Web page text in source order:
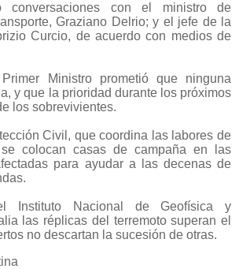
conversaciones con el ministro de
Graziano Delrio; y el jefe de la
Curcio, de acuerdo con medios de
Ministro prometió que ninguna
y que la prioridad durante los próximos
los sobrevivientes.
Civil, que coordina las labores de
colocan casas de campaña en las
para ayudar a las decenas de
Instituto Nacional de Geofísica y
las réplicas del terremoto superan el
no descartan la sucesión de otras.